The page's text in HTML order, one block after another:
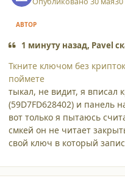
АВТОР
1 минуту назад, Pavel
Ткните ключом без
поймете
тыкал, не видит, я вписал
(59D7FD628402) и панель
вот только я пытаюсь
смкей он не читает
свой ключ в который